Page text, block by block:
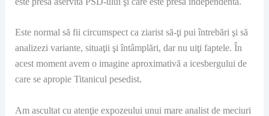
Este normal să fii circumspect ca ziarist să-ţi pui întrebări şi să
analizezi variante, situaţii şi întâmplări, dar nu uiţi faptele. În
acest moment avem o imagine aproximativă a icesbergului de
care se apropie Titanicul pesedist.
Am ascultat cu atenţie expozeului unui mare analist de meciuri